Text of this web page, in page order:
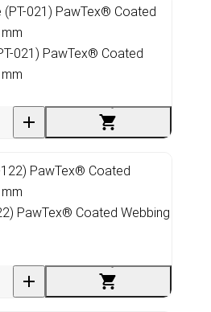
021) PawTex® Coated
PawTex® Coated Webbing